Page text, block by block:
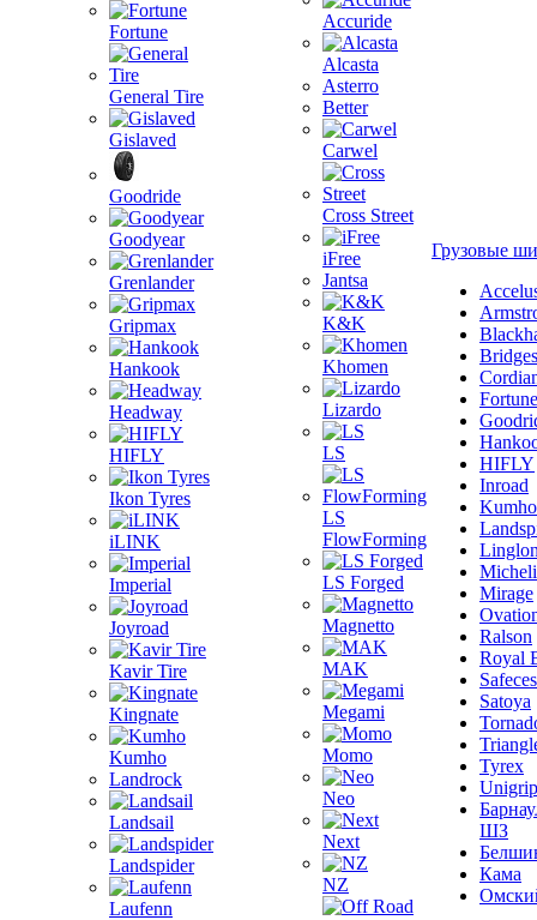
Fortune
General Tire
Gislaved
Goodride
Goodyear
Grenlander
Gripmax
Hankook
Headway
HIFLY
Ikon Tyres
iLINK
Imperial
Joyroad
Kavir Tire
Kingnate
Kumho
Landrock
Landsail
Landspider
Laufenn
Accuride
Alcasta
Asterro
Better
Carwel
Cross Street
iFree
Jantsa
K&K
Khomen
Lizardo
LS
LS
FlowForming
LS Forged
Magnetto
MAK
Megami
Momo
Neo
Next
NZ
Грузовые
Fortune
HIFLY
Inroad
Kumho
Mirage
Ralson
Royal
Satoya
Tyrex
Unigrip
ШЗ
Кама